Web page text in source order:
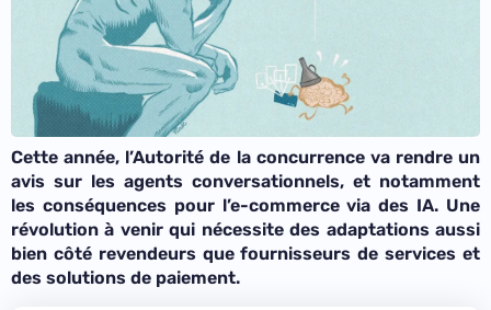
Cette année, l’Autorité de la concurrence va rendre un
avis sur les agents conversationnels, et notamment
les conséquences pour l’e-commerce via des IA. Une
révolution à venir qui nécessite des adaptations aussi
bien côté revendeurs que fournisseurs de services et
des solutions de paiement.